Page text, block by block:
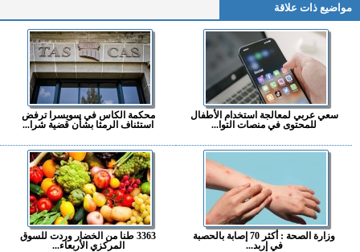
مواضيع ذات علاقة
سعي عربي لمعالجة استخدام الأطفال
للمحتوى في منصات التوا...
محكمة الكاس في سويسرا ترفض
استئناف الرمثا بشأن قضية شرا...
وزارة الصحة : أكثر 70 إصابة بالحصبة
في إربد...
3363 طنا من الخضار وردت للسوق
المركزي الأربعاء...